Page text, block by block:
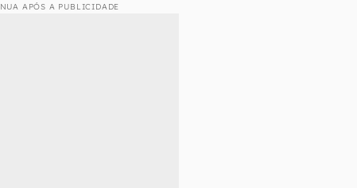
APÓS A PUBLICIDADE